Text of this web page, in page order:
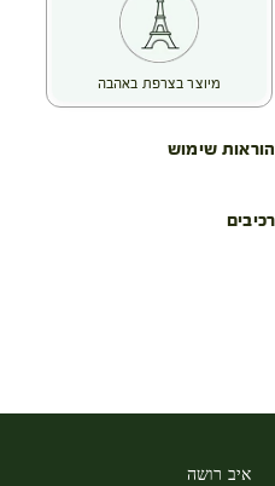
מיוצר בצרפת באהבה
הוראות שימוש
רכיבים
איב רושה